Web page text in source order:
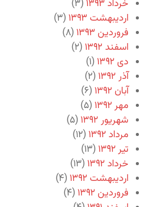
خرداد ۱۳۹۳
(۳)
اردیبهشت ۱۳۹۳
(۳)
فروردین ۱۳۹۳
(۸)
اسفند ۱۳۹۲
(۲)
دی ۱۳۹۲
(۱)
آذر ۱۳۹۲
(۲)
آبان ۱۳۹۲
(۶)
مهر ۱۳۹۲
(۵)
شهریور ۱۳۹۲
(۵)
مرداد ۱۳۹۲
(۱۲)
تیر ۱۳۹۲
(۱۳)
خرداد ۱۳۹۲
(۱۳)
اردیبهشت ۱۳۹۲
(۴)
فروردین ۱۳۹۲
(۴)